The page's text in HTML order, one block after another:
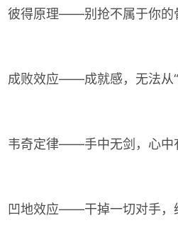
彼得原理——别抢不属于你的
成败效应——成就感，无法从
韦奇定律——手中无剑，心中
凹地效应——干掉一切对手，